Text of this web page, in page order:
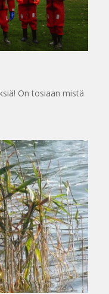
On tosiaan mistä